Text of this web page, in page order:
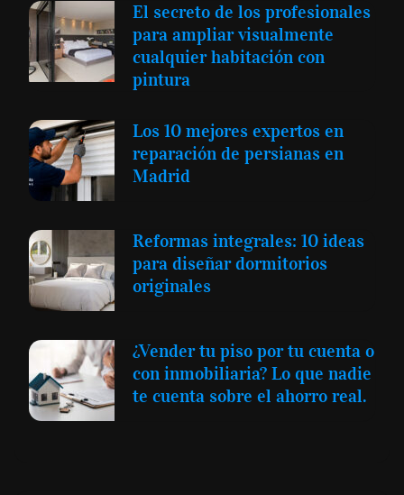
El secreto de los profesionales
para ampliar visualmente
cualquier habitación con
pintura
Los 10 mejores expertos en
reparación de persianas en
Madrid
Reformas integrales: 10 ideas
para diseñar dormitorios
originales
¿Vender tu piso por tu cuenta o
con inmobiliaria? Lo que nadie
te cuenta sobre el ahorro real.